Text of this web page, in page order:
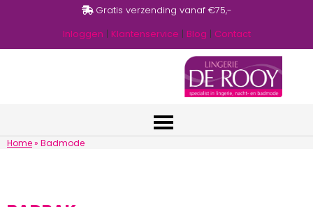
Gratis verzending vanaf €75,-
Inloggen | Klantenservice | Blog | Contact
Home» Badmode